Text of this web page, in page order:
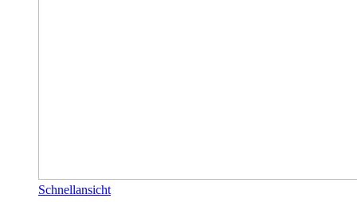
Schnellansicht